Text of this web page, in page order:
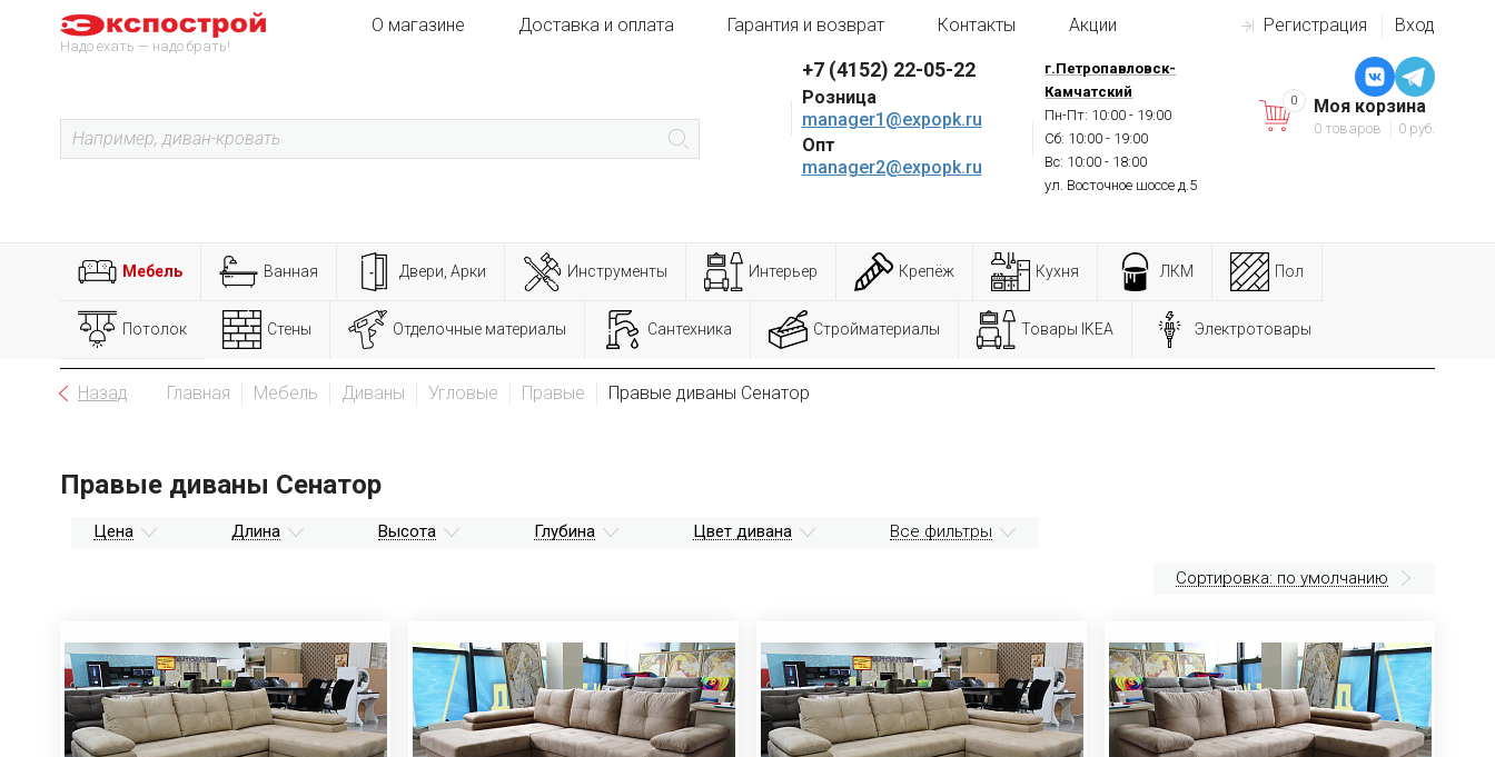
Надо ехать — надо брать!
Регистрация Вход
О магазине Доставка и оплата Гарантия и возврат Контакты Акции
+7 (4152) 22-05-22
Розница
manager1@expopk.ru
Опт
manager2@expopk.ru
г.Петропавловск-
Камчатский
Пн-Пт: 10:00 - 19:00
Сб: 10:00 - 19:00
Вс: 10:00 - 18:00
ул. Восточное шоссе д.5
Моя корзина
0 товаров 0 руб.
0
Мебель Ванная Двери, Арки Инструменты Интерьер Крепёж Кухня ЛКМ Пол
Потолок Стены Отделочные материалы Сантехника Стройматериалы Товары IKEA Электротовары
Назад Главная Мебель Диваны Угловые Правые Правые диваны Сенатор
Правые диваны Сенатор
Цена Длина Высота Глубина Цвет дивана Все фильтры
Сортировка: по умолчанию